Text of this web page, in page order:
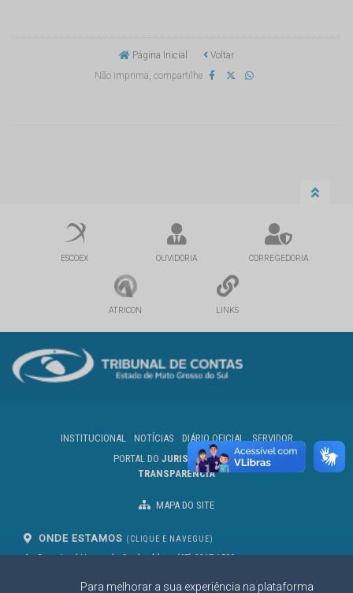
Para melhorar a sua experiência na plataforma
Página Inicial
Voltar
Não imprima, compartilhe
ESCOEX OUVIDORIA CORREGEDORIA
ATRICON LINKS
INSTITUCIONAL NOTÍCIAS DIÁRIO OFICIAL
SERVIDOR
PORTAL DO JURISDICIONADO
TRANSPARÊNCIA
MAPA DO SITE
ONDE ESTAMOS (CLIQUE E NAVEGUE)
Av. Des. José Nunes da Cunha, bloco
Campo Grande/MS
(67) 3317-1500